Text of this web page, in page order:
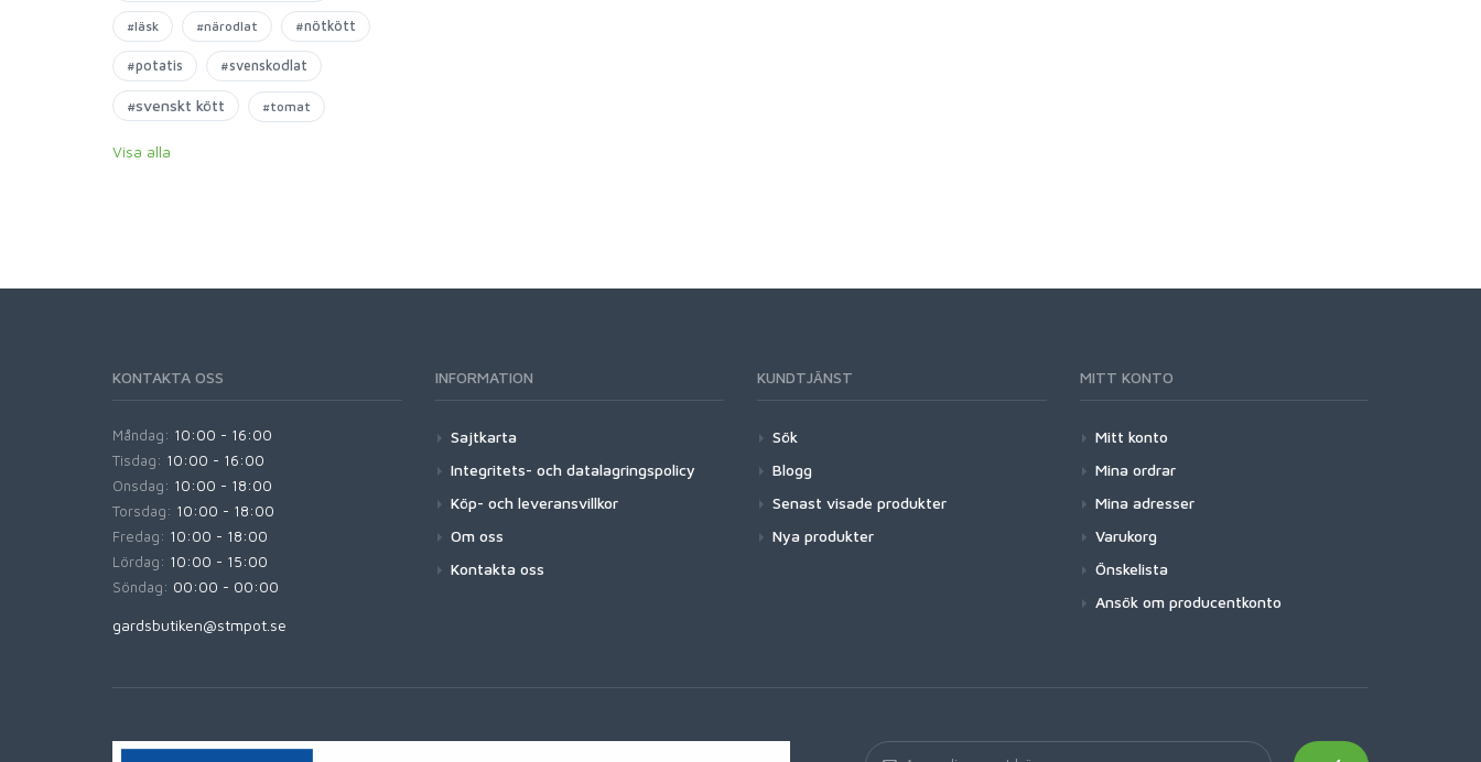
#läsk #närodlat #nötkött
#potatis #svenskodlat
#svenskt kött #tomat
Visa alla
KONTAKTA OSS
Måndag: 10:00 - 16:00
Tisdag: 10:00 - 16:00
Onsdag: 10:00 - 18:00
Torsdag: 10:00 - 18:00
Fredag: 10:00 - 18:00
Lördag: 10:00 - 15:00
Söndag: 00:00 - 00:00
gardsbutiken@stmpot.se
INFORMATION
Sajtkarta
Integritets- och datalagringspolicy
Köp- och leveransvillkor
Om oss
Kontakta oss
KUNDTJÄNST
Sök
Blogg
Senast visade produkter
Nya produkter
MITT KONTO
Mitt konto
Mina ordrar
Mina adresser
Varukorg
Önskelista
Ansök om producentkonto